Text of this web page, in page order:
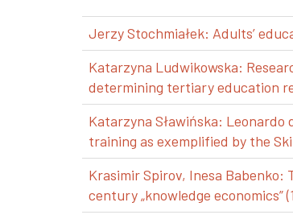
Jerzy Stochmiałek: Adults’
Katarzyna Ludwikowska:
determining tertiary education
Katarzyna Sławińska:
training as exemplified by the
Krasimir Spirov, Inesa
century „knowledge economics”